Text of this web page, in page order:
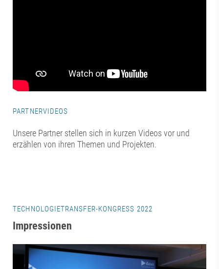
PARTNERVIDEOS
Unsere Partner stellen sich in kurzen Videos vor und
erzählen von ihren Themen und Projekten.
TECHNOLOGIETRANSFER-KONGRESS 2022
Impressionen